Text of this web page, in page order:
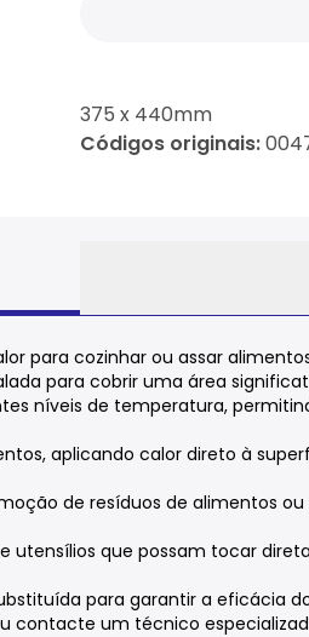
375 x 440mm
Códigos originais:
para cozinhar ou assar
para cobrir uma área
níveis de temperatura,
aplicando calor direto à
de resíduos de alimentos
utensílios que possam tocar
para garantir a eficácia
contacte um técnico